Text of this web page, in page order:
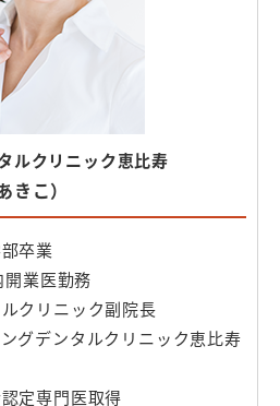
ルクリニック恵比寿
こ）
卒業
業医勤務
クリニック副院長
グデンタルクリニック恵比寿
定専門医取得